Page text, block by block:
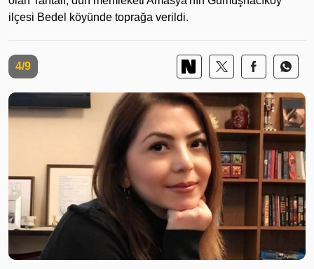
ilçesi Bedel köyünde toprağa verildi.
4/9